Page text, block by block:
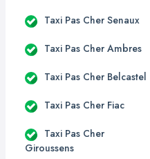
Taxi Pas Cher Senaux
Taxi Pas Cher Ambres
Taxi Pas Cher Belcastel
Taxi Pas Cher Fiac
Taxi Pas Cher
Giroussens